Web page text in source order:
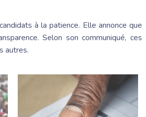
à la patience. Elle annonce que
Selon son communiqué, ces
autres.